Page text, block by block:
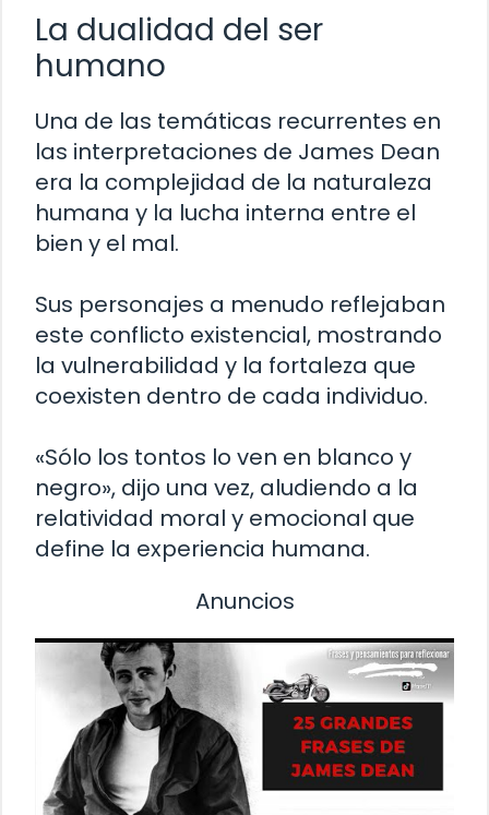
La dualidad del ser
humano
Una de las temáticas recurrentes en
las interpretaciones de James Dean
era la complejidad de la naturaleza
humana y la lucha interna entre el
bien y el mal.
Sus personajes a menudo reflejaban
este conflicto existencial, mostrando
la vulnerabilidad y la fortaleza que
coexisten dentro de cada individuo.
«Sólo los tontos lo ven en blanco y
negro», dijo una vez, aludiendo a la
relatividad moral y emocional que
define la experiencia humana.
Anuncios